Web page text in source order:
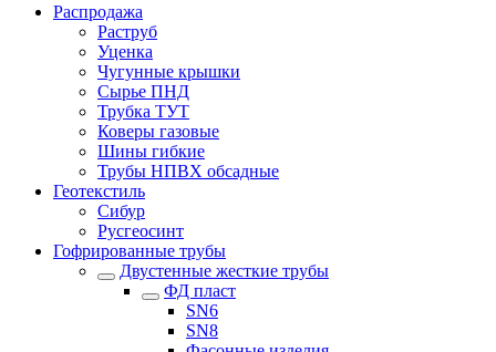
Распродажа
Раструб
Уценка
Чугунные крышки
Сырье ПНД
Трубка ТУТ
Коверы газовые
Шины гибкие
Трубы НПВХ обсадные
Геотекстиль
Сибур
Русгеосинт
Гофрированные трубы
Двустенные жесткие трубы
ФД пласт
SN6
SN8